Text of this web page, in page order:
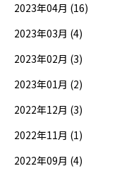
2023年04月 (16)
2023年03月 (4)
2023年02月 (3)
2023年01月 (2)
2022年12月 (3)
2022年11月 (1)
2022年09月 (4)